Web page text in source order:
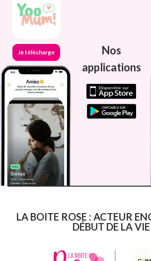
Je télécharge
Nos
applications
LA BOITE ROSE : ACTEUR
DÉBUT DE LA VIE